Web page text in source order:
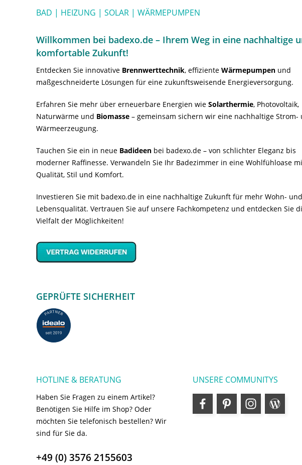
BAD | HEIZUNG | SOLAR | WÄRMEPUMPEN
Willkommen bei badexo.de – Ihrem Weg in eine nachhaltige
komfortable Zukunft!
Entdecken Sie innovative Brennwerttechnik, effiziente Wärmepumpen und
maßgeschneiderte Lösungen für eine zukunftsweisende Energieversorgung.
Erfahren Sie mehr über erneuerbare Energien wie Solarthermie, Photovoltaik,
Naturwärme und Biomasse – gemeinsam sichern wir eine nachhaltige Strom-
Wärmeerzeugung.
Tauchen Sie ein in neue Badideen bei badexo.de – von schlichter Eleganz bis
moderner Raffinesse. Verwandeln Sie Ihr Badezimmer in eine Wohlfühloase
Qualität, Stil und Komfort.
Investieren Sie mit badexo.de in eine nachhaltige Zukunft für mehr Wohn- und
Lebensqualität. Vertrauen Sie auf unsere Fachkompetenz und entdecken Sie
Vielfalt der Möglichkeiten!
GEPRÜFTE SICHERHEIT
HOTLINE & BERATUNG
Haben Sie Fragen zu einem Artikel?
Benötigen Sie Hilfe im Shop? Oder
möchten Sie telefonisch bestellen? Wir
sind für Sie da.
+49 (0) 3576 2155603
UNSERE COMMUNITYS